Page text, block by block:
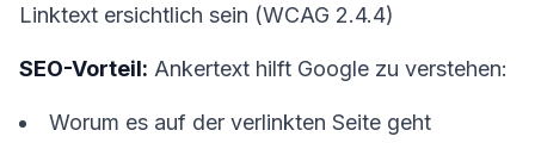
Linktext ersichtlich sein (WCAG 2.4.4)
SEO-Vorteil: Ankertext hilft Google zu verstehen:
Worum es auf der verlinkten Seite geht